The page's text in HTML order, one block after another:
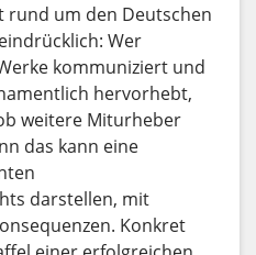
rund um den Deutschen
Wer
kommuniziert und
hervorhebt,
weitere Miturheber
das kann eine
darstellen, mit
Konkret